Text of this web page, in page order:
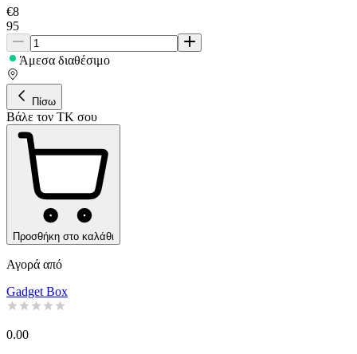
€8
95
Άμεσα διαθέσιμο
Πίσω
Βάλε τον ΤΚ σου
Προσθήκη στο καλάθι
Αγορά από
Gadget Box
0.00